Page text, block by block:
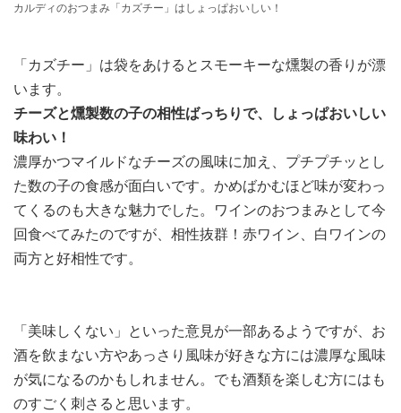
カルディのおつまみ「カズチー」はしょっぱおいしい！
「カズチー」は袋をあけるとスモーキーな燻製の香りが漂
います。
チーズと燻製数の子の相性ばっちりで、しょっぱおいしい
味わい！
濃厚かつマイルドなチーズの風味に加え、プチプチッとし
た数の子の食感が面白いです。かめばかむほど味が変わっ
てくるのも大きな魅力でした。ワインのおつまみとして今
回食べてみたのですが、相性抜群！赤ワイン、白ワインの
両方と好相性です。
「美味しくない」といった意見が一部あるようですが、お
酒を飲まない方やあっさり風味が好きな方には濃厚な風味
が気になるのかもしれません。でも酒類を楽しむ方にはも
のすごく刺さると思います。